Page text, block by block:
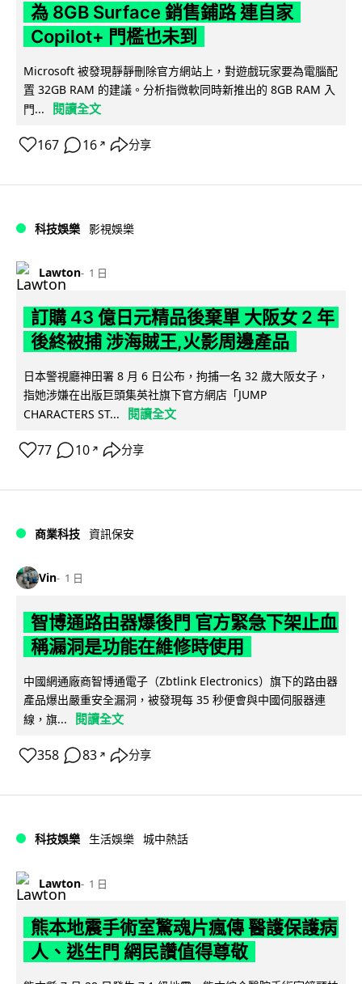
為 8GB Surface 銷售鋪路 連自家
Copilot+ 門檻也未到
Microsoft 被發現靜靜刪除官方網站上，對遊戲玩家要為電腦配
置 32GB RAM 的建議。分析指微軟同時新推出的 8GB RAM 入
門...
閱讀全文
167 16 ↗ 分享
科技娛樂 影視娛樂
Lawton 1 日
訂購 43 億日元精品後棄單 大阪女 2 年
後終被捕 涉海賊王,火影周邊產品
日本警視廳神田署 8 月 6 日公布，拘捕一名 32 歲大阪女子，
指她涉嫌在出版巨頭集英社旗下官方網店「JUMP
CHARACTERS ST...
閱讀全文
77 10 ↗ 分享
商業科技 資訊保安
Vin 1 日
智博通路由器爆後門 官方緊急下架止血
稱漏洞是功能在維修時使用
中國網通廠商智博通電子（Zbtlink Electronics）旗下的路由器
產品爆出嚴重安全漏洞，被發現每 35 秒便會與中國伺服器連
線，旗...
閱讀全文
358 83 ↗ 分享
科技娛樂 生活娛樂 城中熱話
Lawton 1 日
熊本地震手術室驚魂片瘋傳 醫護保護病
人、逃生門 網民讚值得尊敬